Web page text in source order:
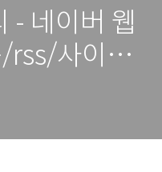
- 네이버 웹
rss/사이트